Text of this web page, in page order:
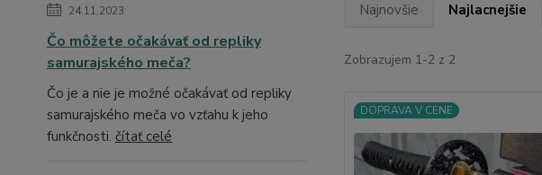
24.11.2023
Čo môžete očakávať od repliky
samurajského meča?
Čo je a nie je možné očakávať od repliky
samurajského meča vo vzťahu k jeho
funkčnosti. čítať celé
Najnovšie Najlacnejšie
Zobrazujem 1-2 z 2
DOPRAVA V CENE